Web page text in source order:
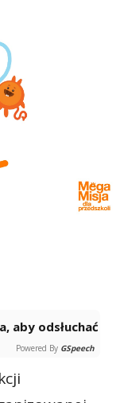
Powered By GSpeech